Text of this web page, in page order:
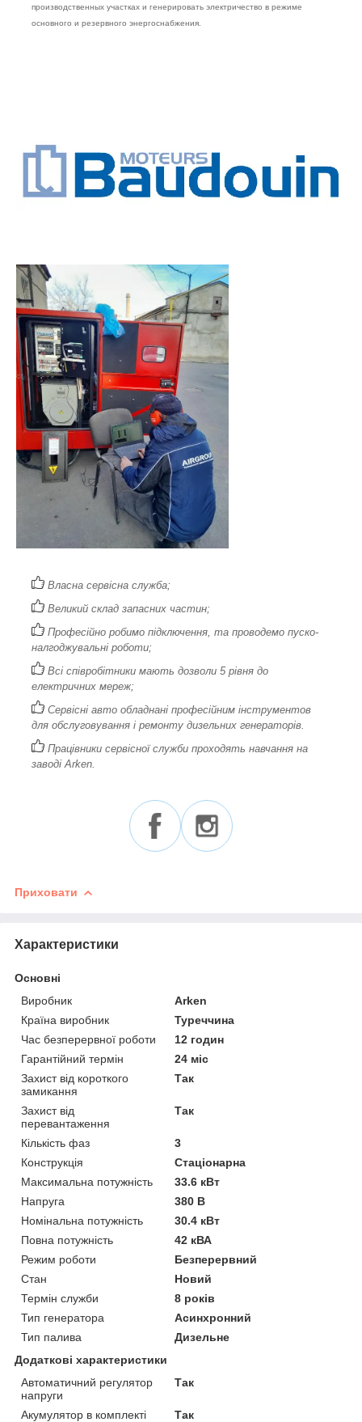
производственных участках и генерировать электричество в режиме
основного и резервного энергоснабжения.
Власна сервісна служба;
Великий склад запасних частин;
Професійно робимо підключення, та проводемо пуско-
налгоджувальні роботи;
Всі співробітники мають дозволи 5 рівня до
електричних мереж;
Сервісні авто обладнані професійним інструментов
для обслуговування і ремонту дизельних генераторів.
Працівники сервісної служби проходять навчання на
заводі Arken.
Приховати
Характеристики
Основні
Виробник
Arken
Країна виробник
Туреччина
Час безперервної роботи
12 годин
Гарантійний термін
24 міс
Захист від короткого
замикання
Так
Захист від
перевантаження
Так
Кількість фаз
3
Конструкція
Стаціонарна
Максимальна потужність
33.6 кВт
Напруга
380 В
Номінальна потужність
30.4 кВт
Повна потужність
42 кВА
Режим роботи
Безперервний
Стан
Новий
Термін служби
8 років
Тип генератора
Асинхронний
Тип палива
Дизельне
Додаткові характеристики
Автоматичний регулятор
напруги
Так
Акумулятор в комплекті
Так